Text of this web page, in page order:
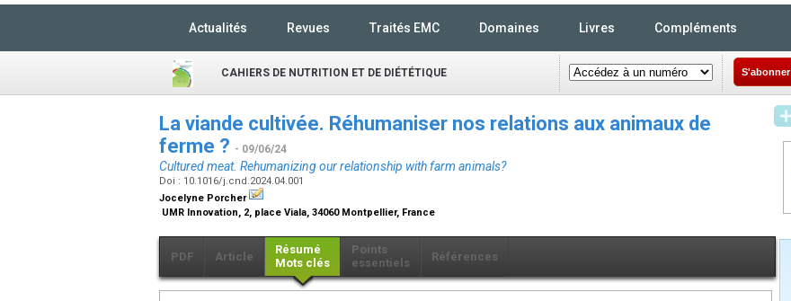
Actualités Revues Traités EMC Domaines Livres Compléments
CAHIERS DE NUTRITION ET DE DIÉTÉTIQUE S'abonner
La viande cultivée. Réhumaniser nos relations aux animaux de
ferme ? - 09/06/24
Cultured meat. Rehumanizing our relationship with farm animals?
Doi : 10.1016/j.cnd.2024.04.001
Jocelyne Porcher
UMR Innovation, 2, place Viala, 34060 Montpellier, France
PDF Article
Résumé
Mots clés
Points
essentiels
Références